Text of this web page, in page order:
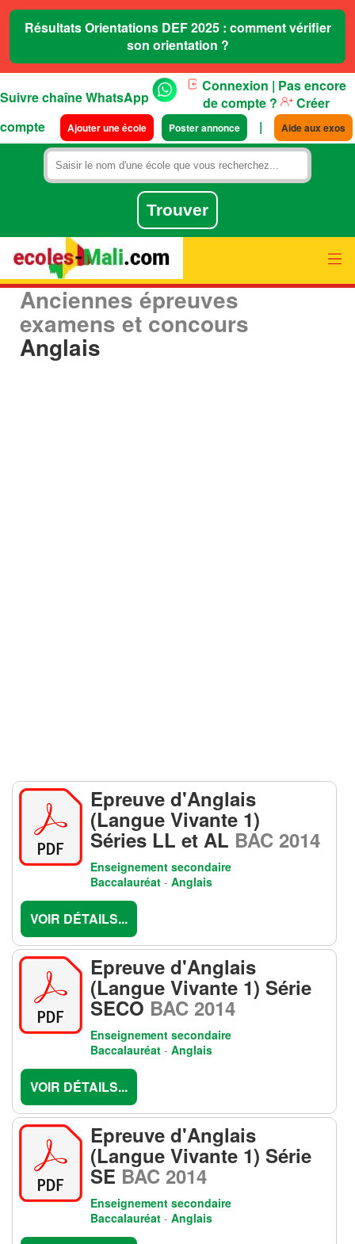
Résultats Orientations DEF 2025 : comment vérifier
son orientation ?
Suivre chaîne WhatsApp
Connexion | Pas encore
de compte ?
Créer
compte
Ajouter une école Poster annonce | Aide aux exos
Anciennes épreuves
examens et concours
Anglais
Epreuve d'Anglais
(Langue Vivante 1)
Séries LL et AL BAC 2014
Enseignement secondaire
Baccalauréat - Anglais
VOIR DÉTAILS...
Epreuve d'Anglais
(Langue Vivante 1) Série
SECO BAC 2014
Enseignement secondaire
Baccalauréat - Anglais
VOIR DÉTAILS...
Epreuve d'Anglais
(Langue Vivante 1) Série
SE BAC 2014
Enseignement secondaire
Baccalauréat - Anglais